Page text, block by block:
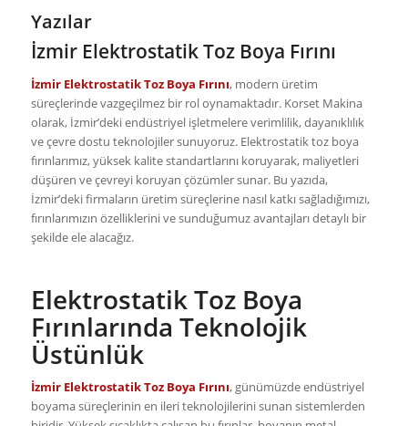
Yazılar
İzmir Elektrostatik Toz Boya Fırını
İzmir Elektrostatik Toz Boya Fırını, modern üretim
süreçlerinde vazgeçilmez bir rol oynamaktadır. Korset Makina
olarak, İzmir’deki endüstriyel işletmelere verimlilik, dayanıklılık
ve çevre dostu teknolojiler sunuyoruz. Elektrostatik toz boya
fırınlarımız, yüksek kalite standartlarını koruyarak, maliyetleri
düşüren ve çevreyi koruyan çözümler sunar. Bu yazıda,
İzmir’deki firmaların üretim süreçlerine nasıl katkı sağladığımızı,
fırınlarımızın özelliklerini ve sunduğumuz avantajları detaylı bir
şekilde ele alacağız.
Elektrostatik Toz Boya
Fırınlarında Teknolojik
Üstünlük
İzmir Elektrostatik Toz Boya Fırını, günümüzde endüstriyel
boyama süreçlerinin en ileri teknolojilerini sunan sistemlerden